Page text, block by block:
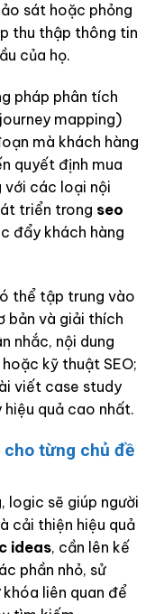
sát hoặc phỏng
thu thập thông tin
của họ.
pháp phân tích
mapping)
mà khách hàng
quyết định mua
với các loại nội
triển trong seo
đẩy khách hàng
thể tập trung vào
bản và giải thích
nhắc, nội dung
kỹ thuật SEO;
viết case study
quả cao nhất.
từng chủ đề
logic sẽ giúp người
cải thiện hiệu quả
ideas, cần lên kế
phần nhỏ, sử
liên quan để